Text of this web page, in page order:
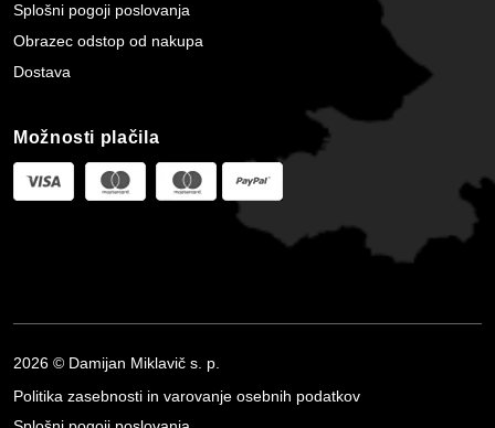
Splošni pogoji poslovanja
Obrazec odstop od nakupa
Dostava
Možnosti plačila
2026 © Damijan Miklavič s. p.
Politika zasebnosti in varovanje osebnih podatkov